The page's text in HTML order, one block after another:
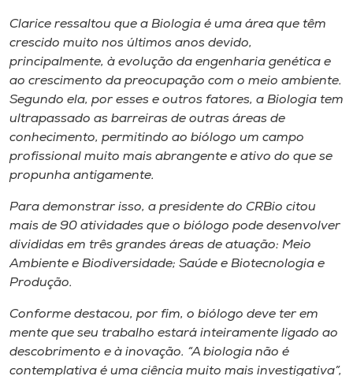
Biblioteca
Editora
Rádio
Museu
Unoesc
Store
o idioma
Clarice ressaltou que a Biologia é uma área que têm
crescido muito nos últimos anos devido,
principalmente, à evolução da engenharia genética e
ao crescimento da preocupação com o meio ambiente.
Segundo ela, por esses e outros fatores, a Biologia tem
ultrapassado as barreiras de outras áreas de
conhecimento, permitindo ao biólogo um campo
profissional muito mais abrangente e ativo do que se
propunha antigamente.
Para demonstrar isso, a presidente do CRBio citou
mais de 90 atividades que o biólogo pode desenvolver
divididas em três grandes áreas de atuação: Meio
Ambiente e Biodiversidade; Saúde e Biotecnologia e
Produção.
Conforme destacou, por fim, o biólogo deve ter em
mente que seu trabalho estará inteiramente ligado ao
descobrimento e à inovação. “A biologia não é
contemplativa é uma ciência muito mais investigativa”,